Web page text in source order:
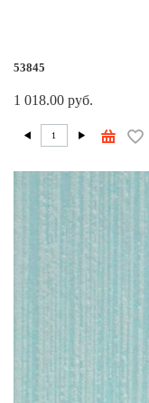
53845
1 018.00 руб.